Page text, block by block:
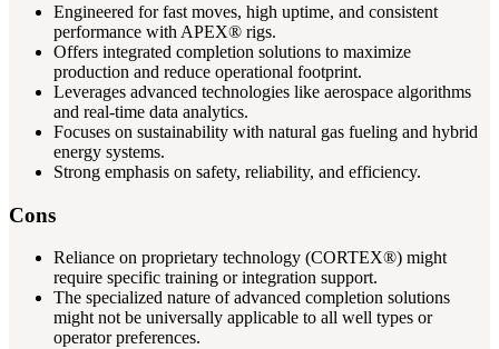
Engineered for fast moves, high uptime, and consistent
performance with APEX® rigs.
Offers integrated completion solutions to maximize
production and reduce operational footprint.
Leverages advanced technologies like aerospace algorithms
and real-time data analytics.
Focuses on sustainability with natural gas fueling and hybrid
energy systems.
Strong emphasis on safety, reliability, and efficiency.
Cons
Reliance on proprietary technology (CORTEX®) might
require specific training or integration support.
The specialized nature of advanced completion solutions
might not be universally applicable to all well types or
operator preferences.